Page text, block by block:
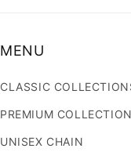
MENU
CLASSIC
PREMIUM
UNISEX CHAIN